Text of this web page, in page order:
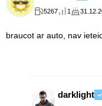
5267 1
braucot ar auto, nav
darklight